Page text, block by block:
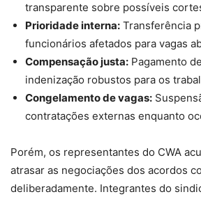
transparente sobre possíveis
Prioridade interna: Transferência
funcionários afetados para vagas
Compensação justa: Pagamento
indenização robustos para os
Congelamento de vagas:
contratações externas enquanto
Porém, os representantes do CWA
atrasar as negociações dos acordos
deliberadamente. Integrantes do